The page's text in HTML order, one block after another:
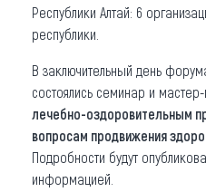
Республики Алтай: 6
республики.
В заключительный день
состоялись семинар и
лечебно-оздоровительным
вопросам продвижения
Подробности будут
информацией.